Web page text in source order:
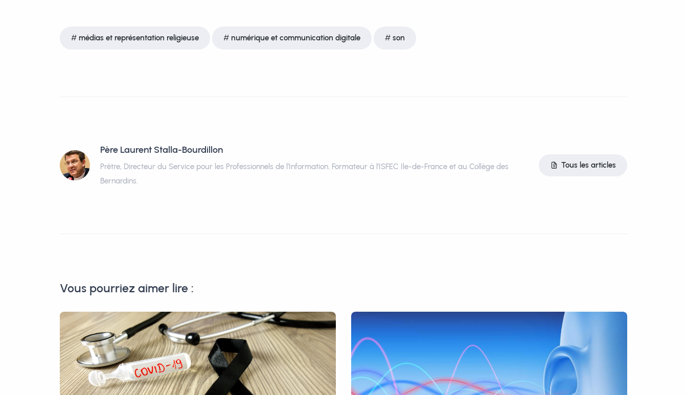
médias et représentation religieuse numérique et communication digitale son
Père Laurent Stalla-Bourdillon
Prêtre, Directeur du Service pour les Professionnels de l’Information. Formateur à l’ISFEC Ile-de-France et au Collège des
Bernardins.
Tous les articles
Vous pourriez aimer lire :